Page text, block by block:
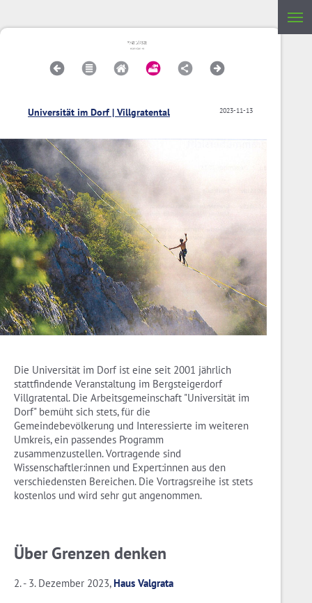
2023-11-13
Universität im Dorf | Villgratental
Die Universität im Dorf ist eine seit 2001 jährlich
stattfindende Veranstaltung im Bergsteigerdorf
Villgratental. Die Arbeitsgemeinschaft "Universität im
Dorf" bemüht sich stets, für die
Gemeindebevölkerung und Interessierte im weiteren
Umkreis, ein passendes Programm
zusammenzustellen. Vortragende sind
Wissenschaftler:innen und Expert:innen aus den
verschiedensten Bereichen. Die Vortragsreihe ist stets
kostenlos und wird sehr gut angenommen.
Über Grenzen denken
2. - 3. Dezember 2023, Haus Valgrata